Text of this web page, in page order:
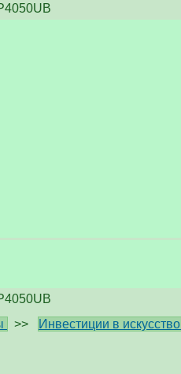
>> Инвестиции в искусство